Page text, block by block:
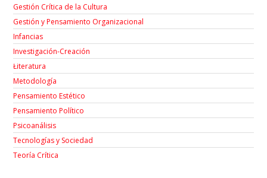
Gestión Crítica de la Cultura
Gestión y Pensamiento Organizacional
Infancias
Investigación-Creación
Łiteratura
Metodología
Pensamiento Estético
Pensamiento Político
Psicoanálisis
Tecnologías y Sociedad
Teoría Crítica